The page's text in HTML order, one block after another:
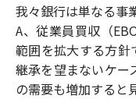
我々銀行は単なる事
A、従業員買収（
範囲を拡大する方針
継承を望まないケー
の需要も増加すると